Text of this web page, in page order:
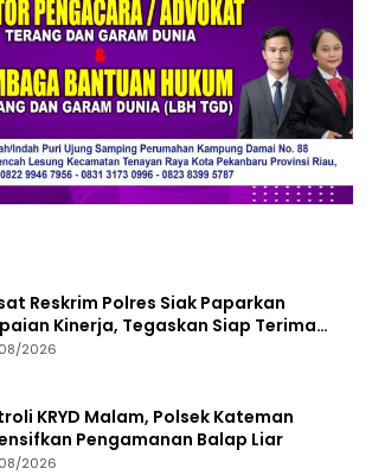
Reskrim Polres Siak Paparkan
Kinerja, Tegaskan Siap Terima
dan Evaluasi
2026
KRYD Malam, Polsek Kateman
Pengamanan Balap Liar
2026